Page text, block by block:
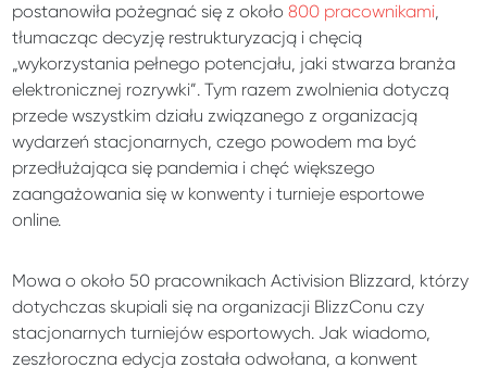
postanowiła pożegnać się z około800 pracownikami,
tłumacząc decyzję restrukturyzacją i chęcią
„wykorzystania pełnego potencjału, jaki stwarza branża
elektronicznej rozrywki”. Tym razem zwolnienia dotyczą
przede wszystkim działu związanego z organizacją
wydarzeń stacjonarnych, czego powodem ma być
przedłużająca się pandemia i chęć większego
zaangażowania się w konwenty i turnieje esportowe
online.
Mowa o około 50 pracownikach Activision Blizzard, którzy
dotychczas skupiali się na organizacji BlizzConu czy
stacjonarnych turniejów esportowych. Jak wiadomo,
zeszłoroczna edycja została odwołana, a konwent